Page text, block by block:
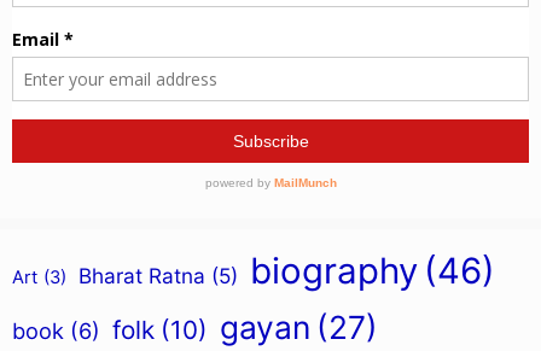
Art (3) Bharat Ratna (5) biography (46)
book (6) folk (10) gayan (27)